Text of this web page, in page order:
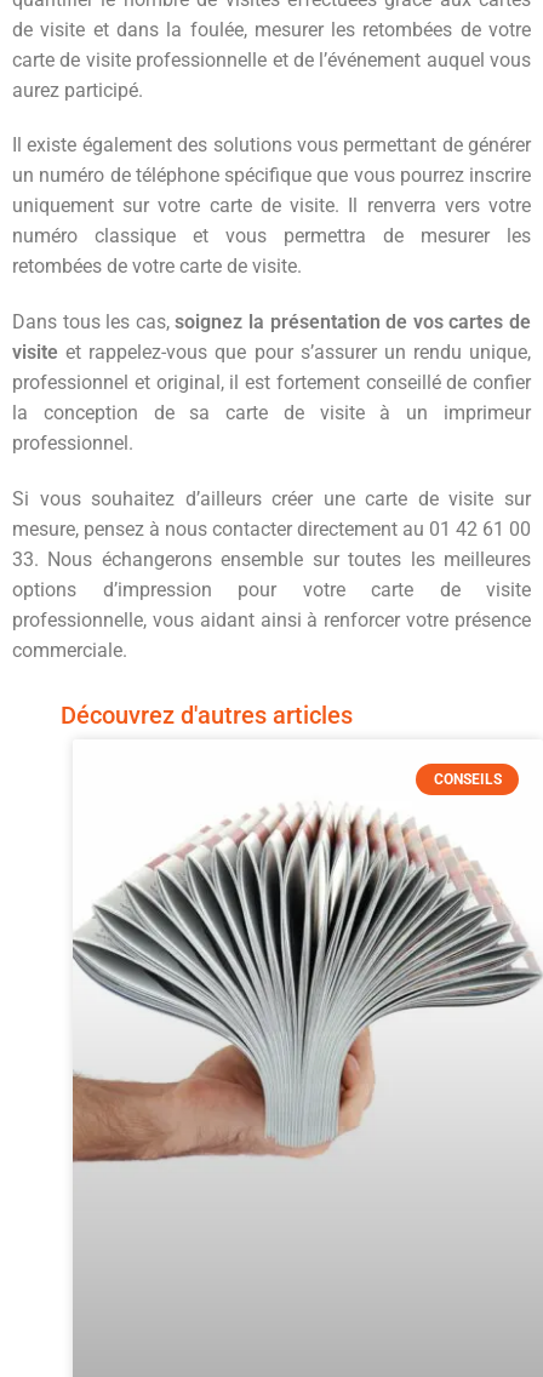
de visite et dans la foulée, mesurer les retombées de votre
carte de visite professionnelle et de l’événement auquel vous
aurez participé.
Il existe également des solutions vous permettant de générer
un numéro de téléphone spécifique que vous pourrez inscrire
uniquement sur votre carte de visite. Il renverra vers votre
numéro classique et vous permettra de mesurer les
retombées de votre carte de visite.
Dans tous les cas,soignez la présentation de vos cartes de
visite et rappelez-vous que pour s’assurer un rendu unique,
professionnel et original, il est fortement conseillé de confier
la conception de sa carte de visite à un imprimeur
professionnel.
Si vous souhaitez d’ailleurs créer une carte de visite sur
mesure, pensez à nous contacter directement au 01 42 61 00
33. Nous échangerons ensemble sur toutes les meilleures
options d’impression pour votre carte de visite
professionnelle, vous aidant ainsi à renforcer votre présence
commerciale.
Découvrez d'autres articles
CONSEILS